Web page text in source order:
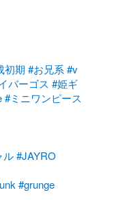
初期 #お兄系 #v
バーゴス #姫ギ
#ミニワンピース
ル #JAYRO
#grunge